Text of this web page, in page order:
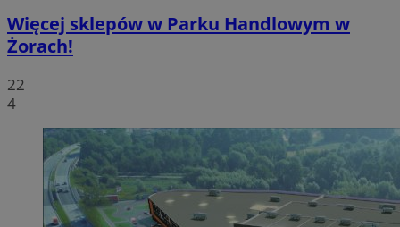
Więcej sklepów w Parku Handlowym w
Żorach!
22
4